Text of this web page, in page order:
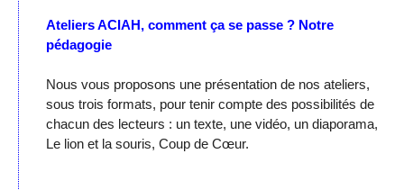
Ateliers ACIAH, comment ça se passe ? Notre
pédagogie
Nous vous proposons une présentation de nos ateliers,
sous trois formats, pour tenir compte des possibilités de
chacun des lecteurs : un texte, une vidéo, un diaporama,
Le lion et la souris, Coup de Cœur.